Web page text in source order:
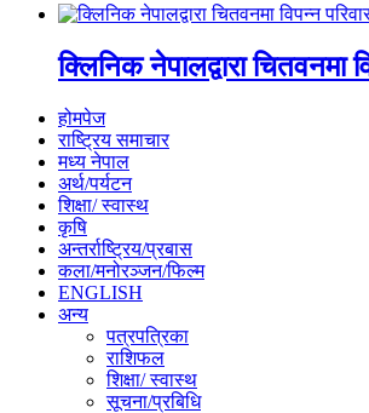
क्लिनिक नेपालद्वारा चितवनमा
होमपेज
राष्ट्रिय समाचार
मध्य नेपाल
अर्थ/पर्यटन
शिक्षा/ स्वास्थ
कृषि
अन्तर्राष्ट्रिय/प्रबास
कला/मनोरञ्जन/फिल्म
ENGLISH
अन्य
पत्रपत्रिका
राशिफल
शिक्षा/ स्वास्थ
सूचना/प्रबिधि